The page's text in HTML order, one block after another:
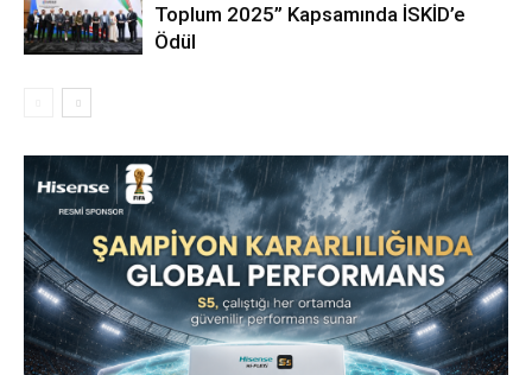
Toplum 2025” Kapsamında İSKİD’e
Ödül